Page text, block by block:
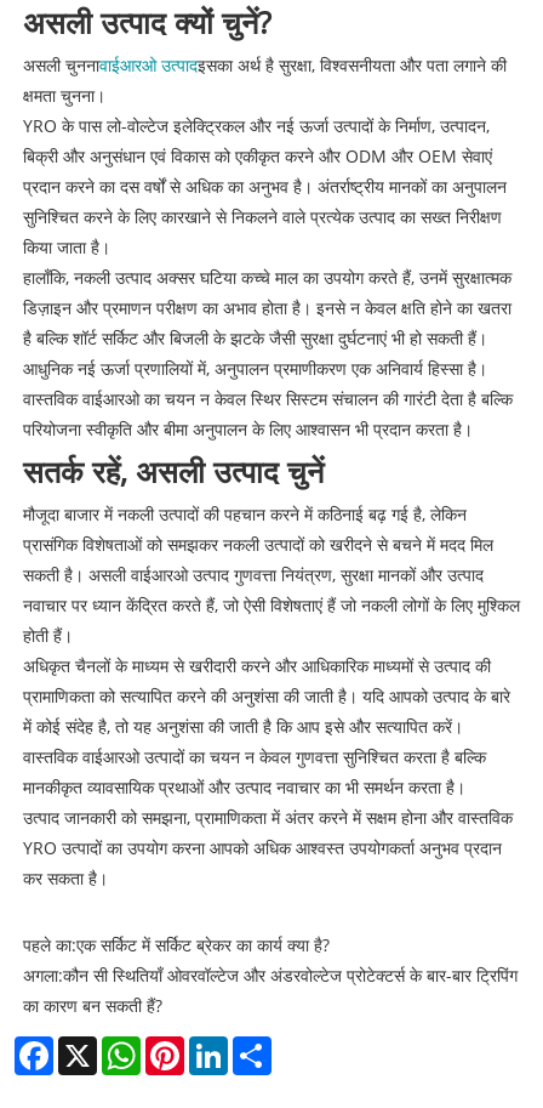
असली उत्पाद क्यों चुनें?
असली चुननावाईआरओ उत्पादइसका अर्थ है सुरक्षा, विश्वसनीयता और पता लगाने की
क्षमता चुनना।
YRO के पास लो-वोल्टेज इलेक्ट्रिकल और नई ऊर्जा उत्पादों के निर्माण, उत्पादन,
बिक्री और अनुसंधान एवं विकास को एकीकृत करने और ODM और OEM सेवाएं
प्रदान करने का दस वर्षों से अधिक का अनुभव है। अंतर्राष्ट्रीय मानकों का अनुपालन
सुनिश्चित करने के लिए कारखाने से निकलने वाले प्रत्येक उत्पाद का सख्त निरीक्षण
किया जाता है।
हालाँकि, नकली उत्पाद अक्सर घटिया कच्चे माल का उपयोग करते हैं, उनमें सुरक्षात्मक
डिज़ाइन और प्रमाणन परीक्षण का अभाव होता है। इनसे न केवल क्षति होने का खतरा
है बल्कि शॉर्ट सर्किट और बिजली के झटके जैसी सुरक्षा दुर्घटनाएं भी हो सकती हैं।
आधुनिक नई ऊर्जा प्रणालियों में, अनुपालन प्रमाणीकरण एक अनिवार्य हिस्सा है।
वास्तविक वाईआरओ का चयन न केवल स्थिर सिस्टम संचालन की गारंटी देता है बल्कि
परियोजना स्वीकृति और बीमा अनुपालन के लिए आश्वासन भी प्रदान करता है।
सतर्क रहें, असली उत्पाद चुनें
मौजूदा बाजार में नकली उत्पादों की पहचान करने में कठिनाई बढ़ गई है, लेकिन
प्रासंगिक विशेषताओं को समझकर नकली उत्पादों को खरीदने से बचने में मदद मिल
सकती है। असली वाईआरओ उत्पाद गुणवत्ता नियंत्रण, सुरक्षा मानकों और उत्पाद
नवाचार पर ध्यान केंद्रित करते हैं, जो ऐसी विशेषताएं हैं जो नकली लोगों के लिए मुश्किल
होती हैं।
अधिकृत चैनलों के माध्यम से खरीदारी करने और आधिकारिक माध्यमों से उत्पाद की
प्रामाणिकता को सत्यापित करने की अनुशंसा की जाती है। यदि आपको उत्पाद के बारे
में कोई संदेह है, तो यह अनुशंसा की जाती है कि आप इसे और सत्यापित करें।
वास्तविक वाईआरओ उत्पादों का चयन न केवल गुणवत्ता सुनिश्चित करता है बल्कि
मानकीकृत व्यावसायिक प्रथाओं और उत्पाद नवाचार का भी समर्थन करता है।
उत्पाद जानकारी को समझना, प्रामाणिकता में अंतर करने में सक्षम होना और वास्तविक
YRO उत्पादों का उपयोग करना आपको अधिक आश्वस्त उपयोगकर्ता अनुभव प्रदान
कर सकता है।
पहले का:एक सर्किट में सर्किट ब्रेकर का कार्य क्या है?
अगला:कौन सी स्थितियाँ ओवरवॉल्टेज और अंडरवोल्टेज प्रोटेक्टर्स के बार-बार ट्रिपिंग
का कारण बन सकती हैं?
Facebook
X WhatsAppPinterestLinkedIn